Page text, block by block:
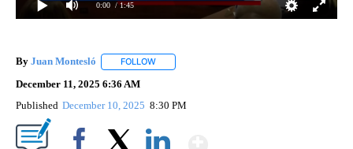
0:00 / 1:45
By Juan Montesló FOLLOW
December 11, 2025 6:36 AM
Published December 10, 2025 8:30 PM